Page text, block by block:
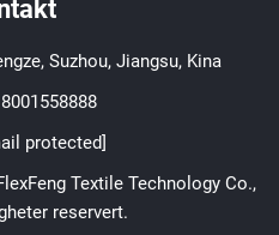
Suzhou, Jiangsu, Kina
protected]
Textile Technology Co.,
reservert.